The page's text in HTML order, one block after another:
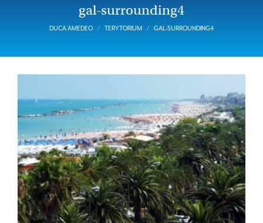
gal-surrounding4
DUCA AMEDEO TERYTORIUM GAL-SURROUNDING4